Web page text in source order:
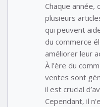
Chaque année,
plusieurs
qui peuvent
du commerce
améliorer leur
À l’ère du
ventes sont
il est crucial
Cependant, il